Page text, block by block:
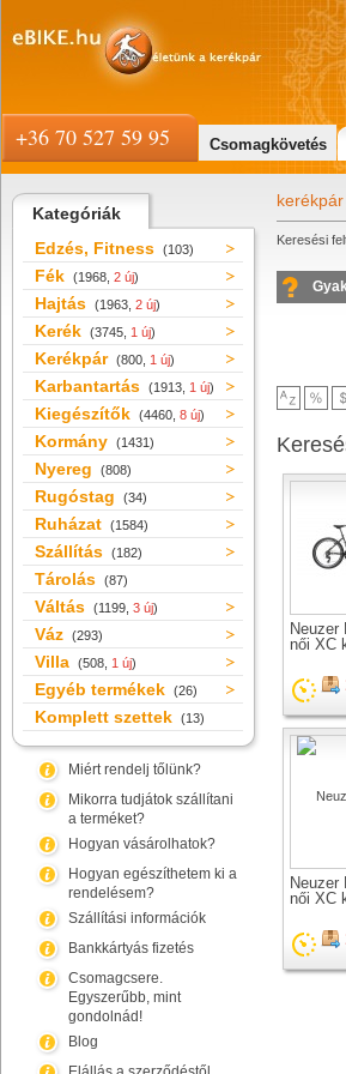
Kategóriák
Edzés, Fitness (103)
Fék (1968, 2 új)
Hajtás (1963, 2 új)
Kerék (3745, 1 új)
Kerékpár (800, 1 új)
Karbantartás (1913, 1 új)
Kiegészítők (4460, 8 új)
Kormány (1431)
Nyereg (808)
Rugóstag (34)
Ruházat (1584)
Szállítás (182)
Tárolás (87)
Váltás (1199, 3 új)
Váz (293)
Villa (508, 1 új)
Egyéb termékek (26)
Komplett szettek (13)
Miért rendelj tőlünk?
Mikorra tudjátok szállítani
a terméket?
Hogyan vásárolhatok?
Hogyan egészíthetem ki a
rendelésem?
Szállítási információk
Bankkártyás fizetés
Csomagcsere.
Egyszerűbb, mint
gondolnád!
Blog
kerékpár
Keresési
Neuzer
női XC
Neuzer
női XC
+36 70 527 59 95 Csomagkövetés